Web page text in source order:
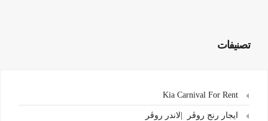
تصنيفات
ايجار رنج روڤر |لاندر روڤر